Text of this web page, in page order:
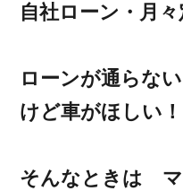
自社ローン・月
ローンが通らな
けど車がほしい！
そんなときは マ